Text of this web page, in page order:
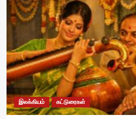
இலக்கியம் கட்டுரைகள்